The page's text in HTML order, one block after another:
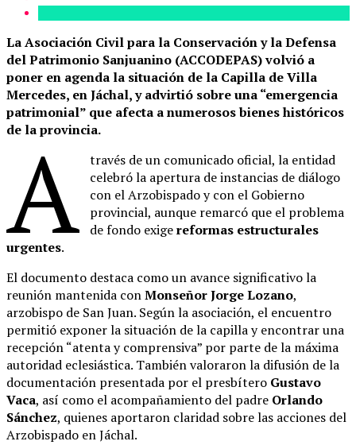
La Asociación Civil para la Conservación y la Defensa
del Patrimonio Sanjuanino (ACCODEPAS) volvió a
poner en agenda la situación de la Capilla de Villa
Mercedes, en Jáchal, y advirtió sobre una “emergencia
patrimonial” que afecta a numerosos bienes históricos
de la provincia.
A
través de un comunicado oficial, la entidad
celebró la apertura de instancias de diálogo
con el Arzobispado y con el Gobierno
provincial, aunque remarcó que el problema
de fondo exigereformas estructurales
urgentes.
El documento destaca como un avance significativo la
reunión mantenida conMonseñor Jorge Lozano,
arzobispo de San Juan. Según la asociación, el encuentro
permitió exponer la situación de la capilla y encontrar una
recepción “atenta y comprensiva” por parte de la máxima
autoridad eclesiástica. También valoraron la difusión de la
documentación presentada por el presbítero Gustavo
Vaca, así como el acompañamiento del padre Orlando
Sánchez, quienes aportaron claridad sobre las acciones del
Arzobispado en Jáchal.